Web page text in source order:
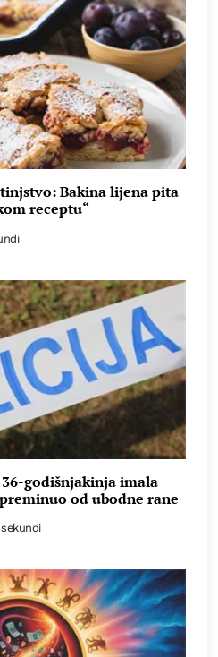
Bakina lijena pita
receptu“
godišnjakinja imala
od ubodne rane
sekundi